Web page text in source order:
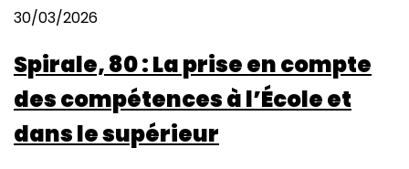
30/03/2026
Spirale, 80 : La prise en compte
des compétences à l’École et
dans le supérieur